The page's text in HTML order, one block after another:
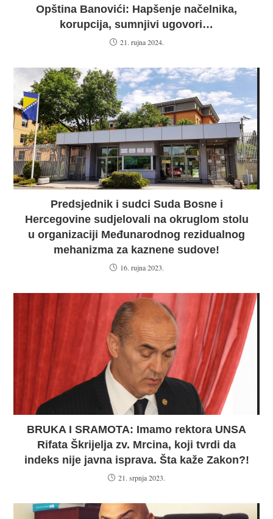
Opština Banovići: Hapšenje načelnika,
korupcija, sumnjivi ugovori…
21. rujna 2024.
Predsjednik i sudci Suda Bosne i
Hercegovine sudjelovali na okruglom stolu
u organizaciji Međunarodnog rezidualnog
mehanizma za kaznene sudove!
16. rujna 2023.
BRUKA I SRAMOTA: Imamo rektora UNSA
Rifata Škrijelja zv. Mrcina, koji tvrdi da
indeks nije javna isprava. Šta kaže Zakon?!
21. srpnja 2023.